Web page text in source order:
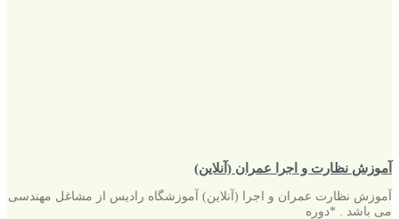
آموزش نظارت و اجرا عمران (آنلاین)
آموزش نظارت عمران و اجرا (آنلاین) آموزشگاه رادیس از مشاغل مهندسی
می باشد . *دوره